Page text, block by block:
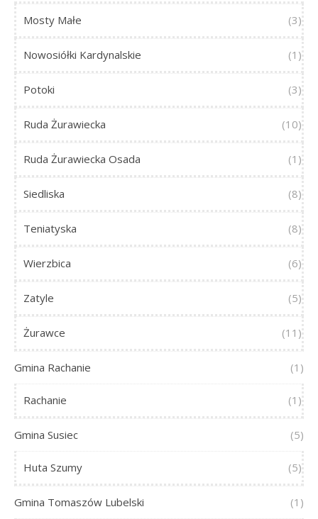
Mosty Małe (3)
Nowosiółki Kardynalskie (1)
Potoki (3)
Ruda Żurawiecka (10)
Ruda Żurawiecka Osada (1)
Siedliska (8)
Teniatyska (8)
Wierzbica (6)
Zatyle (5)
Żurawce (11)
Gmina Rachanie (1)
Rachanie (1)
Gmina Susiec (5)
Huta Szumy (5)
Gmina Tomaszów Lubelski (1)